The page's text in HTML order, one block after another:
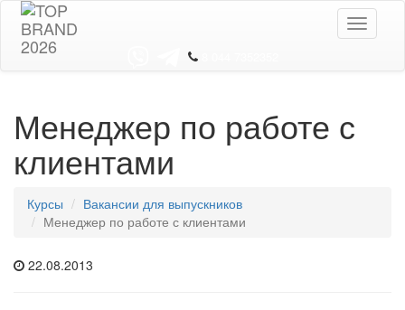
Toggle
Менеджер по работе с
клиентами
Курсы
Вакансии для выпускников
Менеджер по работе с клиентами
22.08.2013